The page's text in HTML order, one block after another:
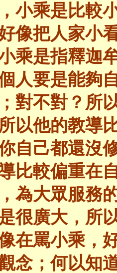
小乘是比較
像把人家小
乘是指釋迦
人要是能夠
對不對？所
以他的教導
自己都還沒
比較偏重在
為大眾服務
很廣大，所
在罵小乘，
念；何以知